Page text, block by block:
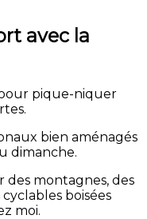
avec la
pique-niquer
bien aménagés
dimanche.
des montagnes, des
cyclables boisées
moi.